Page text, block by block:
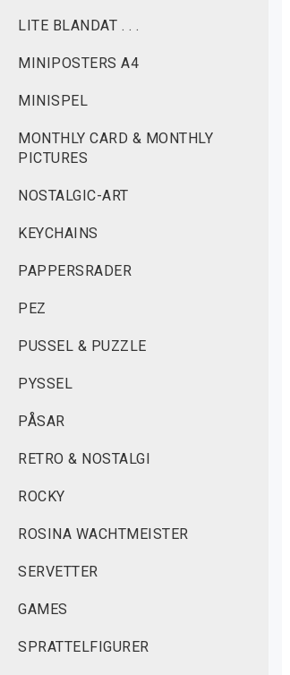
LITE BLANDAT . . .
MINIPOSTERS A4
MINISPEL
MONTHLY CARD & MONTHLY
PICTURES
NOSTALGIC-ART
KEYCHAINS
PAPPERSRADER
PEZ
PUSSEL & PUZZLE
PYSSEL
PÅSAR
RETRO & NOSTALGI
ROCKY
ROSINA WACHTMEISTER
SERVETTER
GAMES
SPRATTELFIGURER